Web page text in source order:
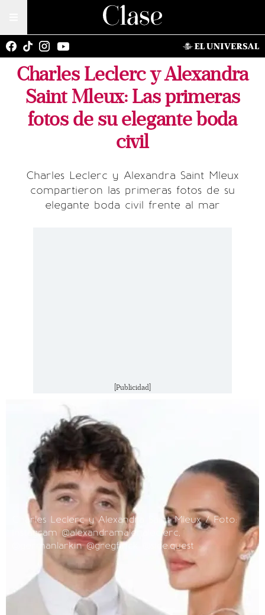
Charles Leclerc y Alexandra
Saint Mleux: Las primeras
fotos de su elegante boda
civil
Charles Leclerc y Alexandra Saint Mleux
compartieron las primeras fotos de su
elegante boda civil frente al mar
[Publicidad]
Charles Leclerc y Alexandra Saint Mleux / Foto:
Instagram @alexandramalenaleclerc,
@germanlarkin @gregfinck @side.quest